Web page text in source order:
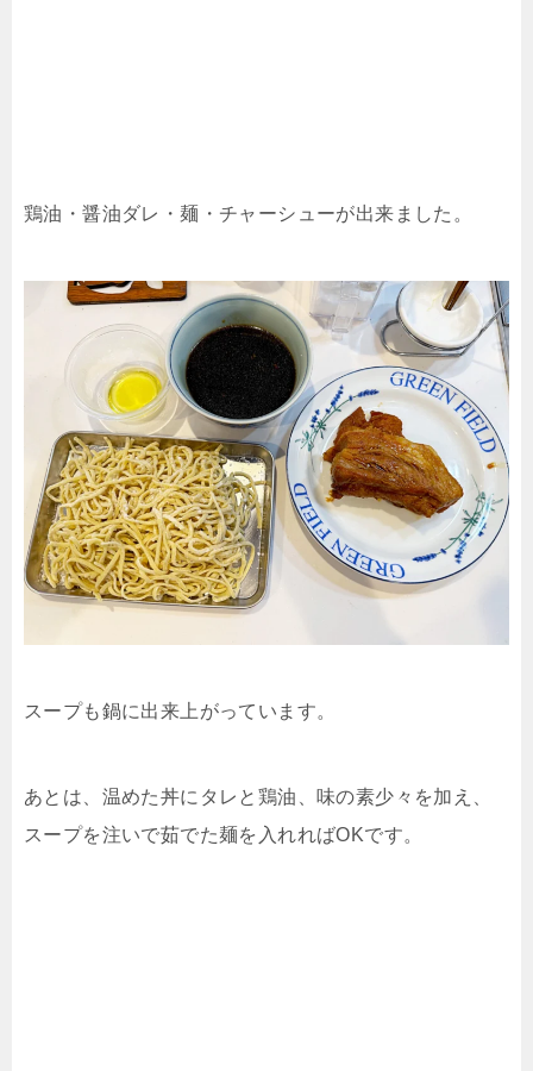
鶏油・醤油ダレ・麺・チャーシューが出来ました。
スープも鍋に出来上がっています。
あとは、温めた丼にタレと鶏油、味の素少々を加え、
スープを注いで茹でた麺を入れればOKです。